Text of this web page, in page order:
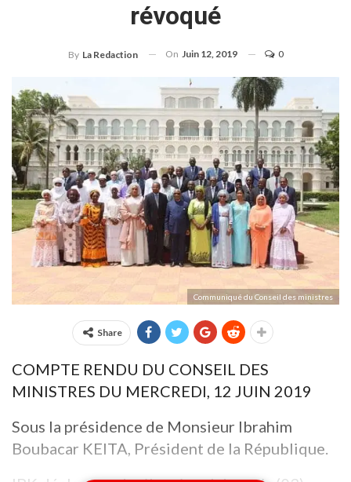
révoqué
By La Redaction On Juin 12, 2019 0
Communiqué du Conseil des ministres
Share
COMPTE RENDU DU CONSEIL DES
MINISTRES DU MERCREDI, 12 JUIN 2019
Sous la présidence de Monsieur Ibrahim
Boubacar KEITA, Président de la République.